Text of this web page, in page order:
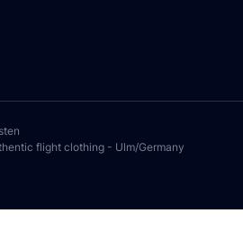
flight clothing - Ulm/Germany